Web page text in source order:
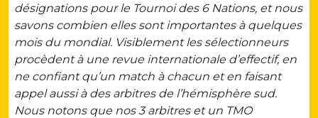
désignations pour le Tournoi des 6 Nations, et nous
savons combien elles sont importantes à quelques
mois du mondial. Visiblement les sélectionneurs
procèdent à une revue internationale d’effectif, en
ne confiant qu’un match à chacun et en faisant
appel aussi à des arbitres de l’hémisphère sud.
Nous notons que nos 3 arbitres et un TMO